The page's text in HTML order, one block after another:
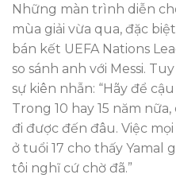
Những màn trình diễn
mùa giải vừa qua, đặc
bán kết UEFA Nations
so sánh anh với Messi.
sự kiên nhẫn: “Hãy để
Trong 10 hay 15 năm
đi được đến đâu. Việc
ở tuổi 17 cho thấy Yamal
tôi nghĩ cứ chờ đã.”